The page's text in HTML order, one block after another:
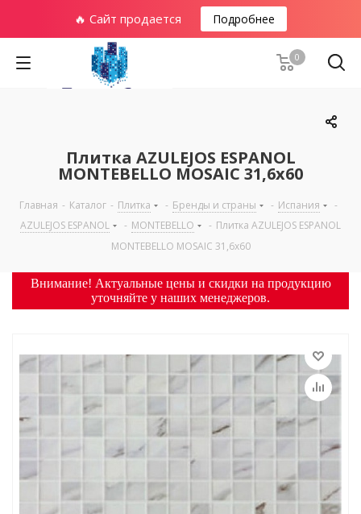
🔥 Сайт продается Подробнее
0
Плитка AZULEJOS ESPANOL
MONTEBELLO MOSAIC 31,6х60
Главная - Каталог - Плитка - Бренды и страны - Испания
-
AZULEJOS ESPANOL
- MONTEBELLO - Плитка AZULEJOS ESPANOL
MONTEBELLO MOSAIC 31,6х60
Внимание! Актуальные цены и скидки на продукцию
уточняйте у наших менеджеров.